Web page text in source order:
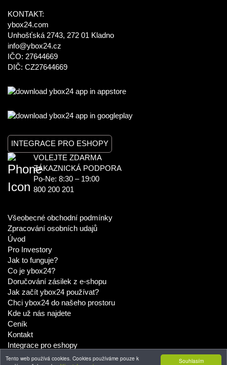
Souhlasím
Tento web používá cookies. Cookies používáme pouze k
KONTAKT:
ybox24.com
Unhošťská 2743, 272 01 Kladno
info@ybox24.cz
IČO: 27644669
DIČ: CZ27644669
INTEGRACE PRO ESHOPY
VOLEJTE ZDARMA
ZÁKAZNICKÁ PODPORA
Po-Ne: 8:30 – 19:00
800 200 201
Všeobecné obchodní podmínky
Zpracování osobních udajů
Úvod
Pro Investory
Jak to funguje?
Co je ybox24?
Doručování zásilek z e-shopu
Jak začít ybox24 používat?
Chci ybox24 do našeho prostoru
Kde už nás najdete
Ceník
Kontakt
Integrace pro eshopy